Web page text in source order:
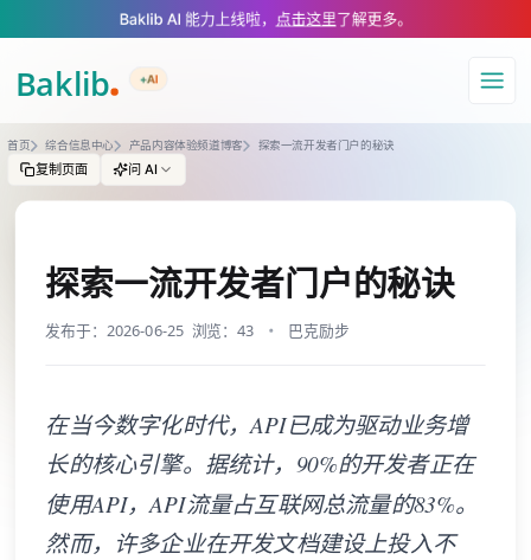
A Markdown version of this page is available at https://
Baklib AI 能力上线啦， 点击这里了解更多。
+AI
导航
首页 综合信息中心 产品内容体验频道博客 探索一流开发者门户的秘诀
复制页面 问 AI
探索一流开发者门户的秘诀
发布于：2026-06-25 浏览：43 巴克励步
在当今数字化时代，API已成为驱动业务增
长的核心引擎。据统计，90%的开发者正在
使用API，API流量占互联网总流量的83%。
然而，许多企业在开发文档建设上投入不